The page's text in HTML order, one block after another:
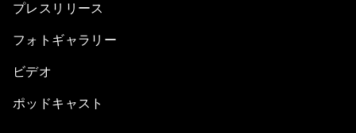
プレスリリース
フォトギャラリー
ビデオ
ポッドキャスト